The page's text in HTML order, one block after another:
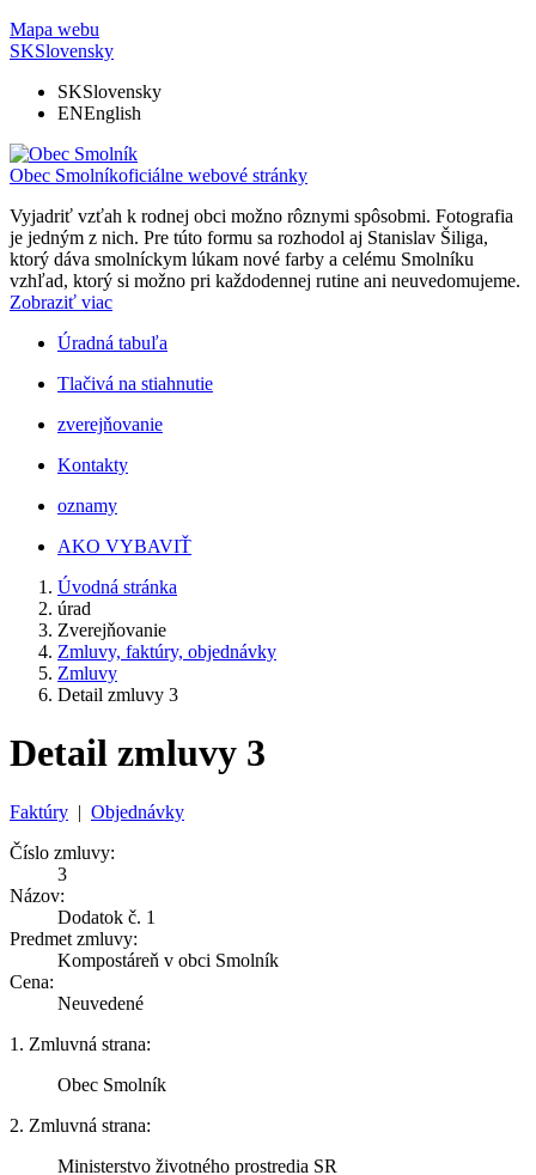
Mapa webu
SKSlovensky
SKSlovensky
ENEnglish
Obec Smolníkoficiálne webové stránky
Vyjadriť vzťah k rodnej obci možno rôznymi spôsobmi. Fotografia
je jedným z nich. Pre túto formu sa rozhodol aj Stanislav Šiliga,
ktorý dáva smolníckym lúkam nové farby a celému Smolníku
vzhľad, ktorý si možno pri každodennej rutine ani neuvedomujeme.
Zobraziť viac
Úradná tabuľa
Tlačivá na stiahnutie
zverejňovanie
Kontakty
oznamy
AKO VYBAVIŤ
Úvodná stránka
úrad
Zverejňovanie
Zmluvy, faktúry, objednávky
Zmluvy
Detail zmluvy 3
Detail zmluvy 3
Faktúry | Objednávky
Číslo zmluvy:
3
Názov:
Dodatok č. 1
Predmet zmluvy:
Kompostáreň v obci Smolník
Cena:
Neuvedené
1. Zmluvná strana:
Obec Smolník
2. Zmluvná strana:
Ministerstvo životného prostredia SR